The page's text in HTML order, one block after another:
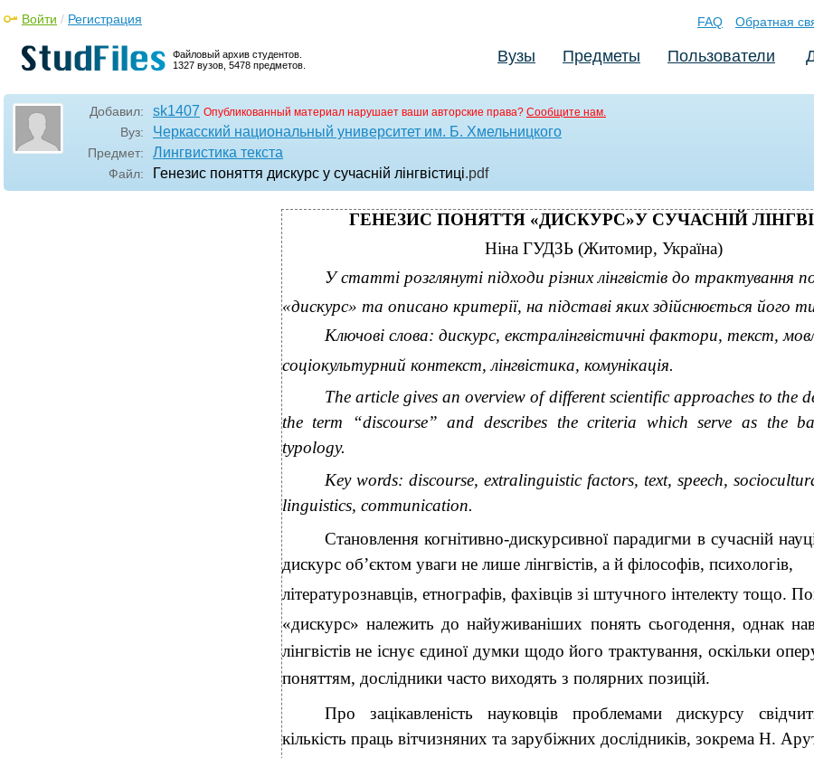
Файловый архив студентов.
1327 вузов, 5478 предметов.
Войти / Регистрация FAQ Обратная
Вузы Предметы Пользователи
Добавил: sk1407 Опубликованный материал нарушает ваши авторские права? Сообщите нам.
Вуз: Черкасский национальный университет им. Б. Хмельницкого
Предмет: Лингвистика текста
Файл: Генезис поняття дискурс у сучасній лінгвістиці.pdf
ГЕНЕЗИС ПОНЯТТЯ «ДИСКУРС»У СУЧАСНІЙ
Ніна ГУДЗЬ (Житомир, Україна)
У статті розглянуті підходи різних лінгвістів до трактування
«дискурс» та описано критерії, на підставі яких здійснюється його
Ключові слова: дискурс, екстралінгвістичні фактори, текст,
соціокультурний контекст, лінгвістика, комунікація.
The article gives an overview of different scientific approaches to the
the term “discourse” and describes the criteria which serve as the
typology.
Key words: discourse, extralinguistic factors, text, speech,
linguistics, communication.
Становлення когнітивно-дискурсивної парадигми в сучасній
дискурс об’єктом уваги не лише лінгвістів, а й філософів, психологів,
літературознавців, етнографів, фахівців зі штучного інтелекту тощо.
«дискурс» належить до найуживаніших понять сьогодення, однак
лінгвістів не існує єдиної думки щодо його трактування, оскільки
поняттям, дослідники часто виходять з полярних позицій.
Про зацікавленість науковців проблемами дискурсу
кількість праць вітчизняних та зарубіжних дослідників, зокрема Н.